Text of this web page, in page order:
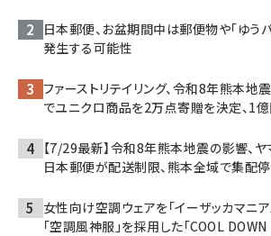
日本郵便、お盆期間中は郵便物や「ゆう
発生する可能性
ファーストリテイリング、令和8年熊本
でユニクロ商品を2万点寄贈を決定、1
【7/29最新】令和8年熊本地震の影響、ヤ
日本郵便が配送制限、熊本全域で集配
女性向け空調ウェアを「イーザッカマニ
「空調風神服」を採用した「COOL DOWN